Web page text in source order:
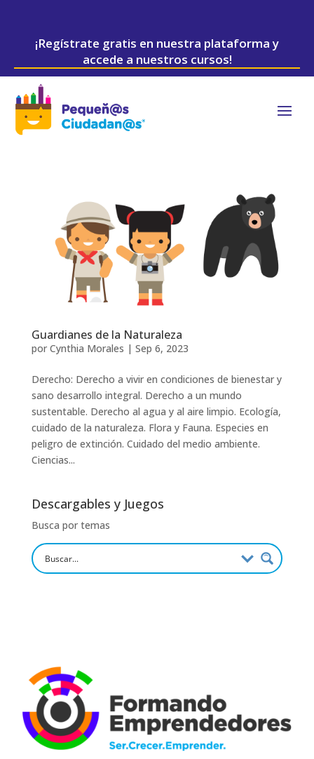
¡Regístrate gratis en nuestra plataforma y
accede a nuestros cursos!
Guardianes de la Naturaleza
por Cynthia Morales | Sep 6, 2023
Derecho: Derecho a vivir en condiciones de bienestar y
sano desarrollo integral. Derecho a un mundo
sustentable. Derecho al agua y al aire limpio. Ecología,
cuidado de la naturaleza. Flora y Fauna. Especies en
peligro de extinción. Cuidado del medio ambiente.
Ciencias...
Descargables y Juegos
Busca por temas